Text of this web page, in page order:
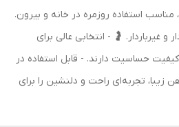
استفاده روزمره در خانه و بیرون.
غیرباردار. 🤰 - انتخابی عالی برای
حساسیت دارند. - قابل استفاده در
تجربه‌ای راحت و دلنشین را برای